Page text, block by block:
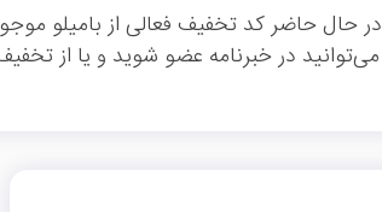
در حال حاضر کد تخفیف فعالی از بامیلو
می‌توانید در خبرنامه عضو شوید و یا از